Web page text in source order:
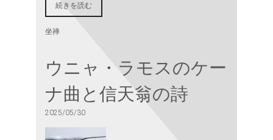
続きを読む
坐禅
ウニャ・ラモスのケー
ナ曲と信天翁の詩
2025/05/30